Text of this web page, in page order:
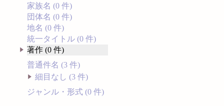
家族名 (0 件)
団体名 (0 件)
地名 (0 件)
統一タイトル (0 件)
著作 (0 件)
普通件名 (3 件)
細目なし (3 件)
ジャンル・形式 (0 件)